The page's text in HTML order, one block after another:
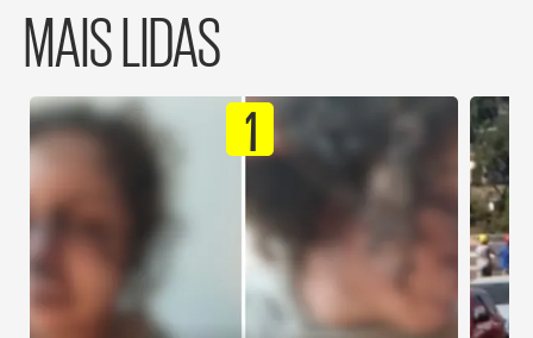
MAIS LIDAS
1